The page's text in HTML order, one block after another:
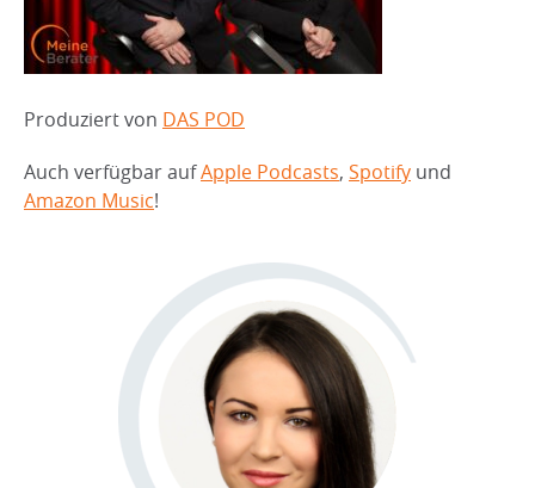
Produziert von DAS POD
Auch verfügbar aufApple Podcasts, Spotify und
Amazon Music!